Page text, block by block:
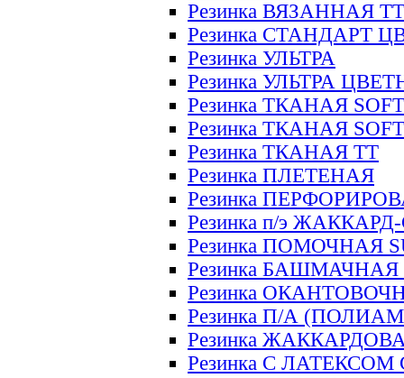
Резинка ВЯЗАННАЯ ТТ
Резинка СТАНДАРТ
Резинка УЛЬТРА
Резинка УЛЬТРА
Резинка ТКАНАЯ SOFT
Резинка ТКАНАЯ
Резинка ТКАНАЯ ТТ
Резинка ПЛЕТЕНАЯ
Резинка
Резинка п/э
Резинка ПОМОЧНАЯ
Резинка БАШМАЧНАЯ
Резинка
Резинка П/А
Резинка
Резинка С ЛАТЕКСОМ